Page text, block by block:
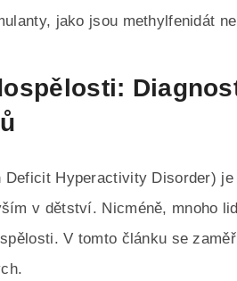
jako jsou methylfenidát
Deficit Hyperactivity Disorder)
v dětství. Nicméně, mnoho
V tomto článku se